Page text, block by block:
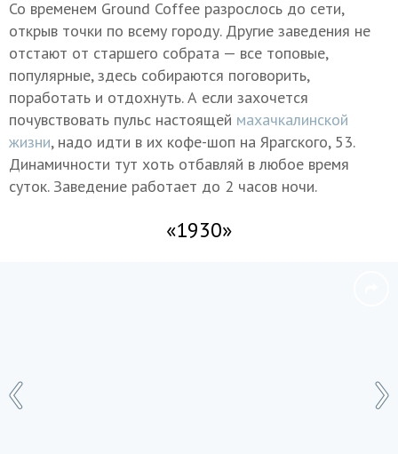
Со временем Ground Coffee разрослось до сети,
открыв точки по всему городу. Другие заведения не
отстают от старшего собрата — все топовые,
популярные, здесь собираются поговорить,
поработать и отдохнуть. А если захочется
почувствовать пульс настоящей махачкалинской
жизни, надо идти в их кофе-шоп на Ярагского, 53.
Динамичности тут хоть отбавляй в любое время
суток. Заведение работает до 2 часов ночи.
«1930»